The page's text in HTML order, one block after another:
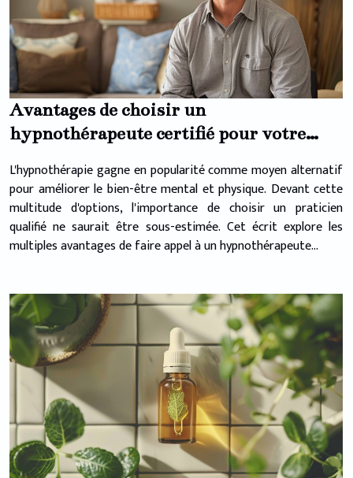
Avantages de choisir un
hypnothérapeute certifié pour votre
L'hypnothérapie gagne en popularité comme moyen alternatif
pour améliorer le bien-être mental et physique. Devant cette
multitude d'options, l'importance de choisir un praticien
qualifié ne saurait être sous-estimée. Cet écrit explore les
multiples avantages de faire appel à un hypnothérapeute...